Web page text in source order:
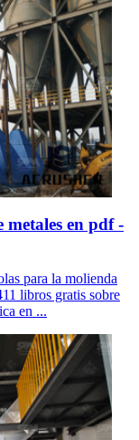
metales en pdf -
para la molienda
libros gratis sobre
en ...